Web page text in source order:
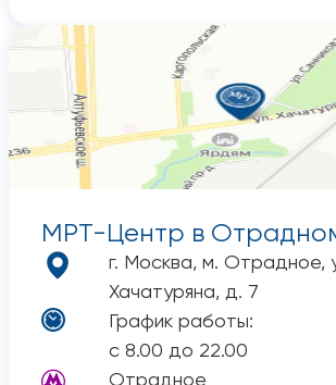
МРТ-Центр в
г. Москва, м. Отрадное,
Хачатуряна, д. 7
График работы:
с 8.00 до 22.00